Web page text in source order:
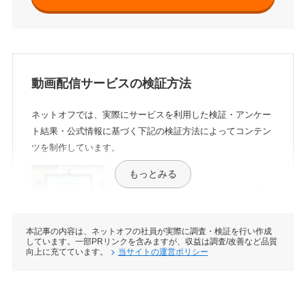
動画配信サービスの検証方法
ネットオフでは、実際にサービスを利用した検証・アンケー
ト結果・公式情報に基づく下記の検証方法によってコンテン
ツを制作しています。
料金
無料期間
もっとみる
本記事の内容は、ネットオフの社員が実際に調査・検証を行い作成
しています。一部PRリンクを含みますが、収益は調査/改善など品質
向上に充てています。
当サイトの運営ポリシー